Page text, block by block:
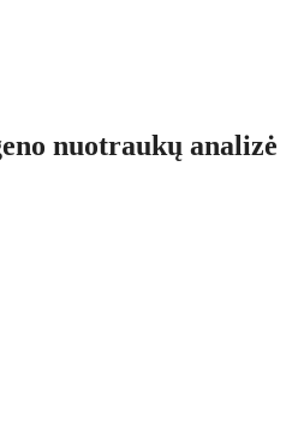
nuotraukų analizė